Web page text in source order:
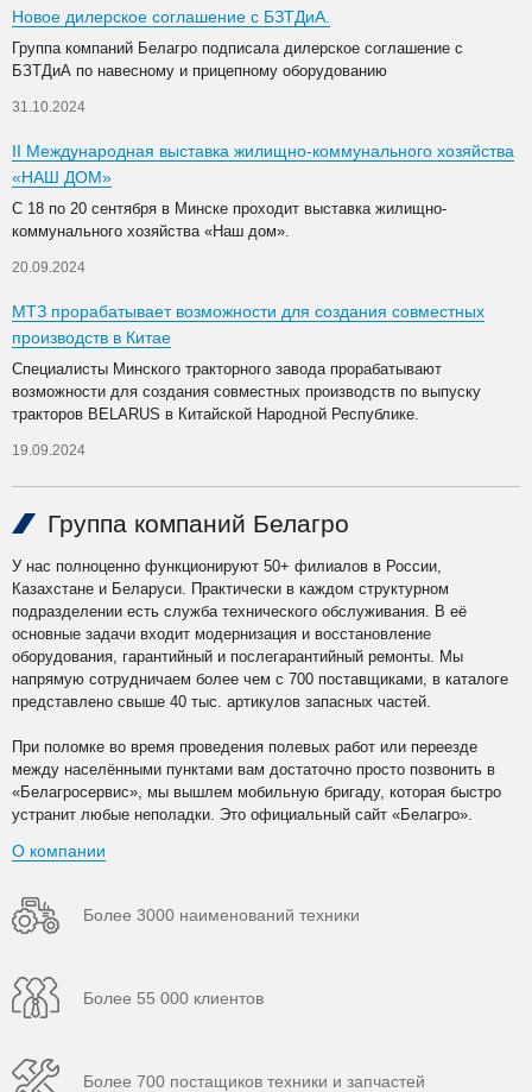
Новое дилерское соглашение с БЗТДиА.
Группа компаний Белагро подписала дилерское соглашение с
БЗТДиА по навесному и прицепному оборудованию
31.10.2024
II Международная выставка жилищно-коммунального хозяйства
«НАШ ДОМ»
С 18 по 20 сентября в Минске проходит выставка жилищно-
коммунального хозяйства «Наш дом».
20.09.2024
МТЗ прорабатывает возможности для создания совместных
производств в Китае
Специалисты Минского тракторного завода прорабатывают
возможности для создания совместных производств по выпуску
тракторов BELARUS в Китайской Народной Республике.
19.09.2024
Группа компаний Белагро
У нас полноценно функционируют 50+ филиалов в России,
Казахстане и Беларуси. Практически в каждом структурном
подразделении есть служба технического обслуживания. В её
основные задачи входит модернизация и восстановление
оборудования, гарантийный и послегарантийный ремонты. Мы
напрямую сотрудничаем более чем с 700 поставщиками, в каталоге
представлено свыше 40 тыс. артикулов запасных частей.
При поломке во время проведения полевых работ или переезде
между населёнными пунктами вам достаточно просто позвонить в
«Белагросервис», мы вышлем мобильную бригаду, которая быстро
устранит любые неполадки. Это официальный сайт «Белагро».
О компании
Более 3000 наименований техники
Более 55 000 клиентов
Более 700 постащиков техники и запчастей